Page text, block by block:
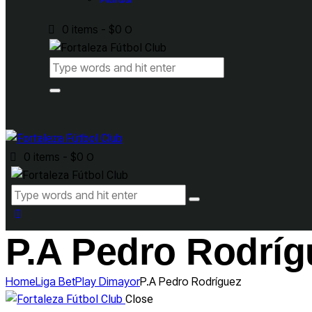
0 items - $0 0
0 items - $0 0
P.A Pedro
HomeLiga BetPlay DimayorP.A Pedro Rodríguez
Close